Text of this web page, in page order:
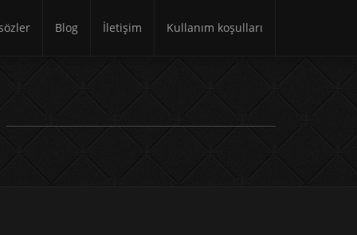
Blog İletişim Kullanım koşulları